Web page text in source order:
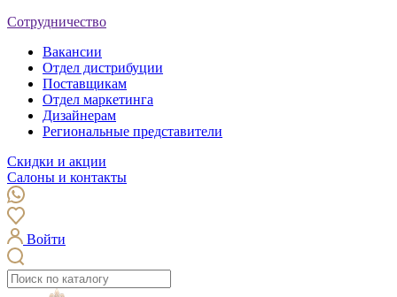
Сотрудничество
Вакансии
Отдел дистрибуции
Поставщикам
Отдел маркетинга
Дизайнерам
Региональные представители
Скидки и акции
Салоны и контакты
Войти